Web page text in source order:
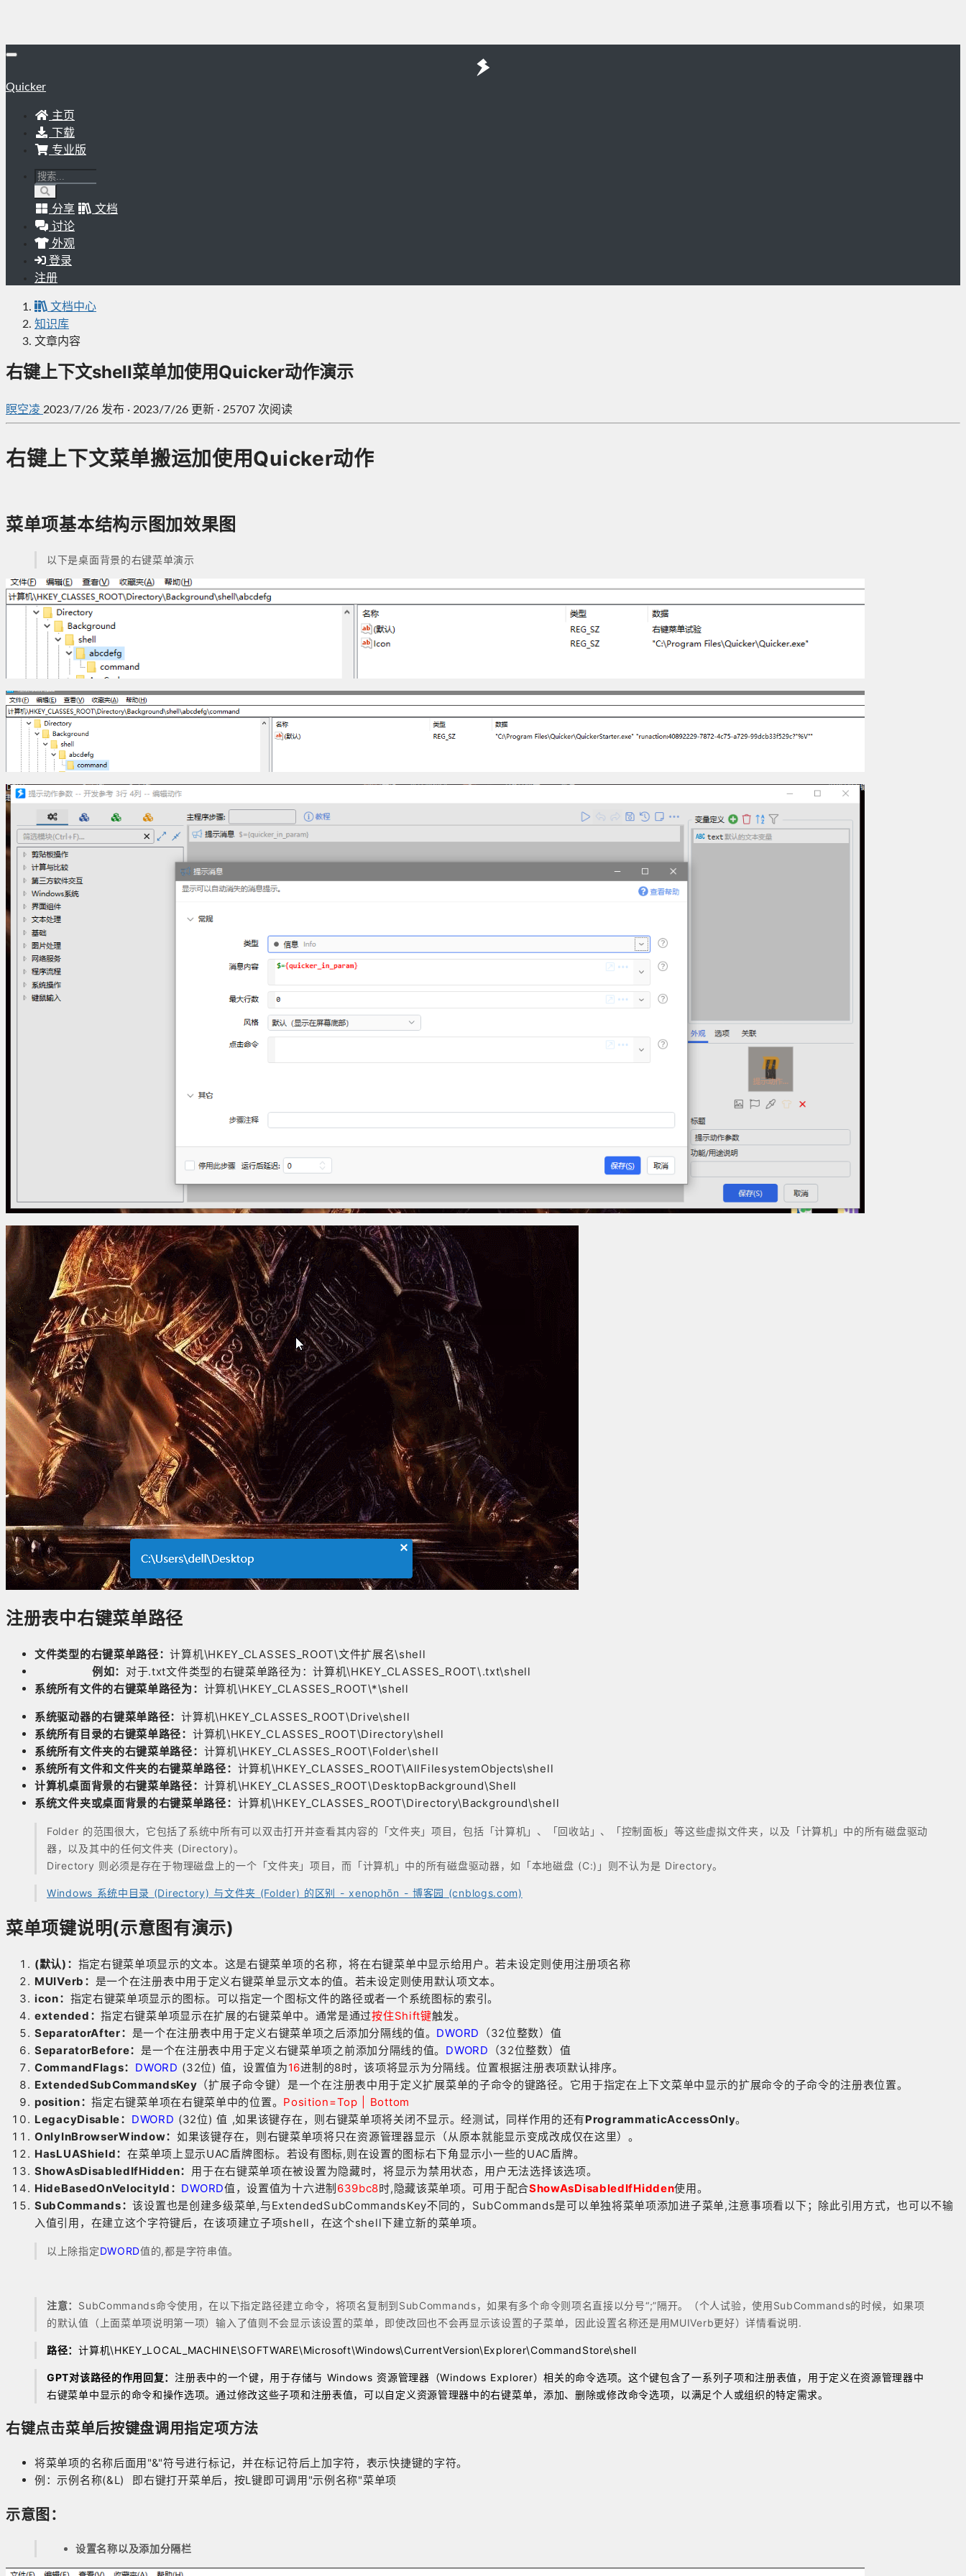
Quicker
主页
下载
专业版
分享
文档
讨论
外观
登录
注册
文档中心
知识库
文章内容
右键上下文shell菜单加使用Quicker动作演示
瞑空凌 2023/7/26 发布 · 2023/7/26 更新 · 25707 次阅读
右键上下文菜单搬运加使用Quicker动作
菜单项基本结构示图加效果图
以下是桌面背景的右键菜单演示
注册表中右键菜单路径
文件类型的右键菜单路径：计算机\HKEY_CLASSES_ROOT\文件扩展名\shell
例如： 对于.txt文件类型的右键菜单路径为：计算机\HKEY_CLASSES_ROOT\.txt\shell
系统所有文件的右键菜单路径为： 计算机\HKEY_CLASSES_ROOT\*\shell
系统驱动器的右键菜单路径：计算机\HKEY_CLASSES_ROOT\Drive\shell
系统所有目录的右键菜单路径： 计算机\HKEY_CLASSES_ROOT\Directory\shell
系统所有文件夹的右键菜单路径： 计算机\HKEY_CLASSES_ROOT\Folder\shell
系统所有文件和文件夹的右键菜单路径： 计算机\HKEY_CLASSES_ROOT\AllFilesystemObjects\shell
计算机桌面背景的右键菜单路径： 计算机\HKEY_CLASSES_ROOT\DesktopBackground\Shell
系统文件夹或桌面背景的右键菜单路径： 计算机\HKEY_CLASSES_ROOT\Directory\Background\shell
Folder 的范围很大，它包括了系统中所有可以双击打开并查看其内容的「文件夹」项目，包括「计算机」、「回收站」、「控制面板」等这些虚拟文件夹，以及「计算机」中的所有磁盘驱动
器，以及其中的任何文件夹 (Directory)。
Directory 则必须是存在于物理磁盘上的一个「文件夹」项目，而「计算机」中的所有磁盘驱动器，如「本地磁盘 (C:)」则不认为是 Directory。
Windows 系统中目录 (Directory) 与文件夹 (Folder) 的区别 - xenophōn - 博客园 (cnblogs.com)
菜单项键说明(示意图有演示)
(默认)： 指定右键菜单项显示的文本。这是右键菜单项的名称，将在右键菜单中显示给用户。若未设定则使用注册项名称
MUIVerb： 是一个在注册表中用于定义右键菜单显示文本的值。若未设定则使用默认项文本。
icon： 指定右键菜单项显示的图标。可以指定一个图标文件的路径或者一个系统图标的索引。
extended：指定右键菜单项显示在扩展的右键菜单中。通常是通过按住Shift键触发。
SeparatorAfter： 是一个在注册表中用于定义右键菜单项之后添加分隔线的值。 DWORD
（32位整数）值
SeparatorBefore：是一个在注册表中用于定义右键菜单项之前添加分隔线的值。 DWORD （32位整数）值
CommandFlags： DWORD (32位) 值，设置值为16进制的8时，该项将显示为分隔线。位置根据注册表项默认排序。
ExtendedSubCommandsKey （扩展子命令键）是一个在注册表中用于定义扩展菜单的子命令的键路径。它用于指定在上下文菜单中显示的扩展命令的子命令的注册表位置。
position：指定右键菜单项在右键菜单中的位置。 Position=Top | Bottom
LegacyDisable： DWORD (32位) 值 ,如果该键存在，则右键菜单项将关闭不显示。经测试，同样作用的还有ProgrammaticAccessOnly。
OnlyInBrowserWindow： 如果该键存在，则右键菜单项将只在资源管理器显示（从原本就能显示变成改成仅在这里）。
HasLUAShield：在菜单项上显示UAC盾牌图标。若设有图标,则在设置的图标右下角显示小一些的UAC盾牌。
ShowAsDisabledIfHidden： 用于在右键菜单项在被设置为隐藏时，将显示为禁用状态，用户无法选择该选项。
HideBasedOnVelocityId： DWORD值，设置值为十六进制 639bc8时,隐藏该菜单项。可用于配合ShowAsDisabledIfHidden使用。
SubCommands：该设置也是创建多级菜单,与ExtendedSubCommandsKey不同的，SubCommands是可以单独将菜单项添加进子菜单,注意事项看以下；除此引用方式，也可以不输
入值引用，在建立这个字符键后，在该项建立子项shell，在这个shell下建立新的菜单项。
以上除指定DWORD值的,都是字符串值。
注意： SubCommands命令使用，在以下指定路径建立命令，将项名复制到SubCommands，如果有多个命令则项名直接以分号“;”隔开。（个人试验，使用SubCommands的时候，如果项
的默认值（上面菜单项说明第一项）输入了值则不会显示该设置的菜单，即使改回也不会再显示该设置的子菜单，因此设置名称还是用MUIVerb更好）详情看说明.
路径：计算机\HKEY_LOCAL_MACHINE\SOFTWARE\Microsoft\Windows\CurrentVersion\Explorer\CommandStore\shell
GPT对该路径的作用回复： 注册表中的一个键，用于存储与 Windows 资源管理器（Windows Explorer）相关的命令选项。这个键包含了一系列子项和注册表值，用于定义在资源管理器中
右键菜单中显示的命令和操作选项。通过修改这些子项和注册表值，可以自定义资源管理器中的右键菜单，添加、删除或修改命令选项，以满足个人或组织的特定需求。
右键点击菜单后按键盘调用指定项方法
将菜单项的名称后面用"&"符号进行标记，并在标记符后上加字符，表示快捷键的字符。
例：示例名称(&L) 即右键打开菜单后，按L键即可调用"示例名称"菜单项
示意图：
设置名称以及添加分隔栏